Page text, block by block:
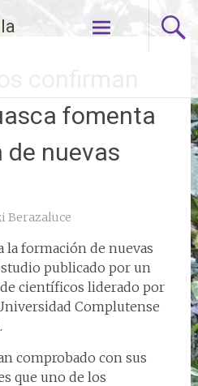
confirman
fomenta
nuevas
Berazaluce
la formación de nuevas
publicado por un
científicos liderado por
Complutense
comprobado con sus
que uno de los